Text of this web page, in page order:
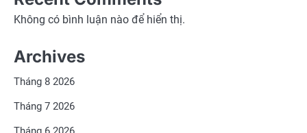
Không có bình luận nào để hiển thị.
Archives
Tháng 8 2026
Tháng 7 2026